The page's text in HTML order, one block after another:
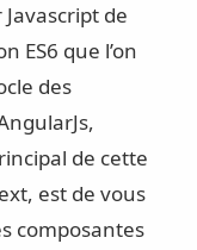
de
ES6 que l’on
des
de cette
est de vous
composantes